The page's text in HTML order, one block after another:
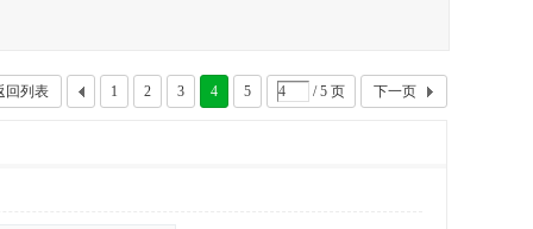
1 2 3 4 5 / 5 页 下一页
回列表